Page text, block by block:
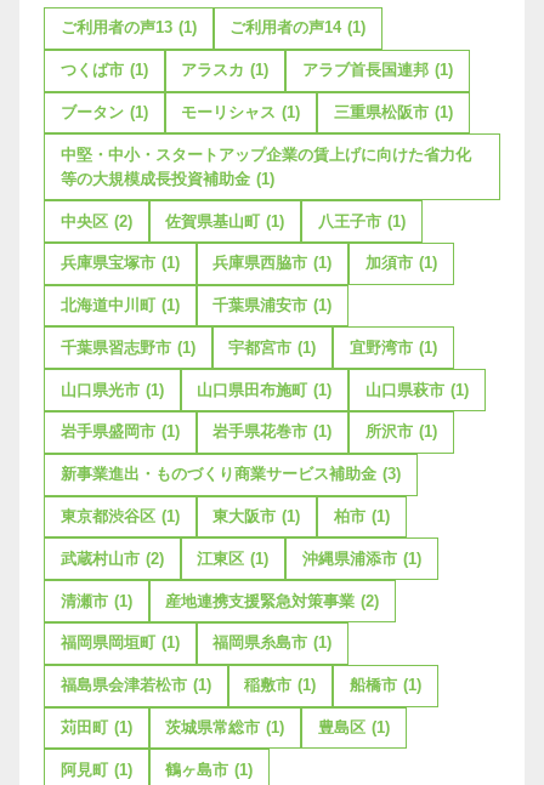
ご利用者の声13 (1) ご利用者の声14 (1)
つくば市 (1) アラスカ (1) アラブ首長国連邦 (1)
ブータン (1) モーリシャス (1) 三重県松阪市 (1)
中堅・中小・スタートアップ企業の賃上げに向けた省力化
等の大規模成長投資補助金 (1)
中央区 (2) 佐賀県基山町 (1) 八王子市 (1)
兵庫県宝塚市 (1) 兵庫県西脇市 (1) 加須市 (1)
北海道中川町 (1) 千葉県浦安市 (1)
千葉県習志野市 (1) 宇都宮市 (1) 宜野湾市 (1)
山口県光市 (1) 山口県田布施町 (1) 山口県萩市 (1)
岩手県盛岡市 (1) 岩手県花巻市 (1) 所沢市 (1)
新事業進出・ものづくり商業サービス補助金 (3)
東京都渋谷区 (1) 東大阪市 (1) 柏市 (1)
武蔵村山市 (2) 江東区 (1) 沖縄県浦添市 (1)
清瀬市 (1) 産地連携支援緊急対策事業 (2)
福岡県岡垣町 (1) 福岡県糸島市 (1)
福島県会津若松市 (1) 稲敷市 (1) 船橋市 (1)
苅田町 (1) 茨城県常総市 (1) 豊島区 (1)
阿見町 (1) 鶴ヶ島市 (1)